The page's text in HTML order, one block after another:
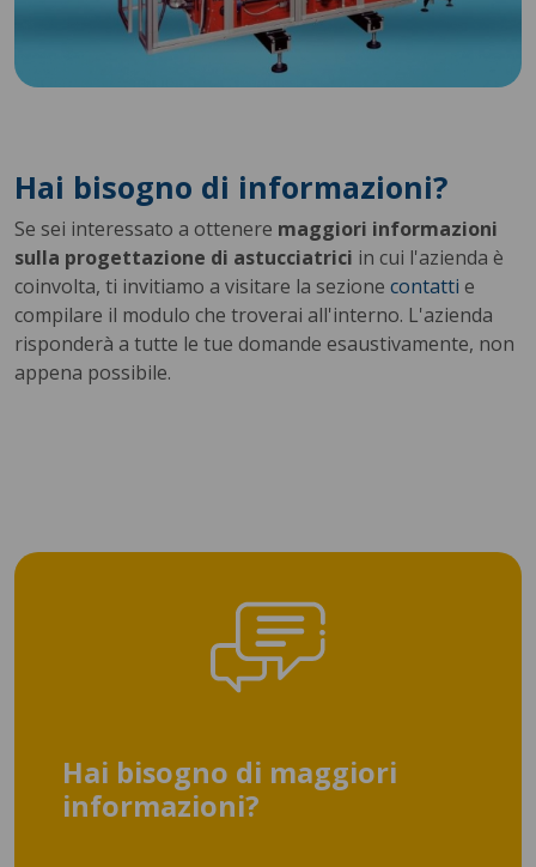
Hai bisogno di informazioni?
Se sei interessato a ottenere maggiori informazioni
sulla progettazione di astucciatrici in cui l'azienda è
coinvolta, ti invitiamo a visitare la sezione contatti e
compilare il modulo che troverai all'interno. L'azienda
risponderà a tutte le tue domande esaustivamente, non
appena possibile.
Hai bisogno di maggiori
informazioni?